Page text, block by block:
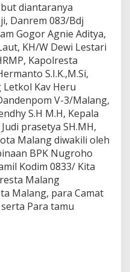
diantaranya
Danrem 083/Bdj
Gogor Agnie Aditya,
KH/W Dewi Lestari
Kapolresta
S.I.K.,M.Si,
Kav Heru
V-3/Malang,
S.H M.H, Kepala
prasetya SH.MH,
Malang diwakili oleh
BPK Nugroho
Kodim 0833/ Kita
Malang
Malang, para Camat
Para tamu